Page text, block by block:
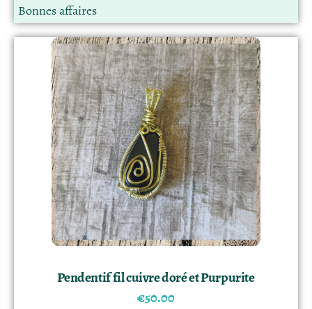
Bonnes affaires
Pendentif fil cuivre doré et Purpurite
€50.00